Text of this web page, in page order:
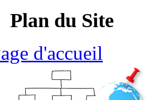
Plan du Site
d'accueil